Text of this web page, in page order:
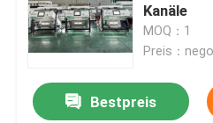
Kanäle
MOQ：1
Preis：
Bestpreis